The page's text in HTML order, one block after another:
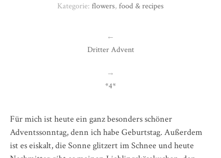
Für mich ist heute ein ganz besonders schöner
Adventssonntag, denn ich habe Geburtstag. Außerdem
ist es eiskalt, die Sonne glitzert im Schnee und heute
Kategorie: flowers, food & recipes
←
Dritter Advent
→
*4*